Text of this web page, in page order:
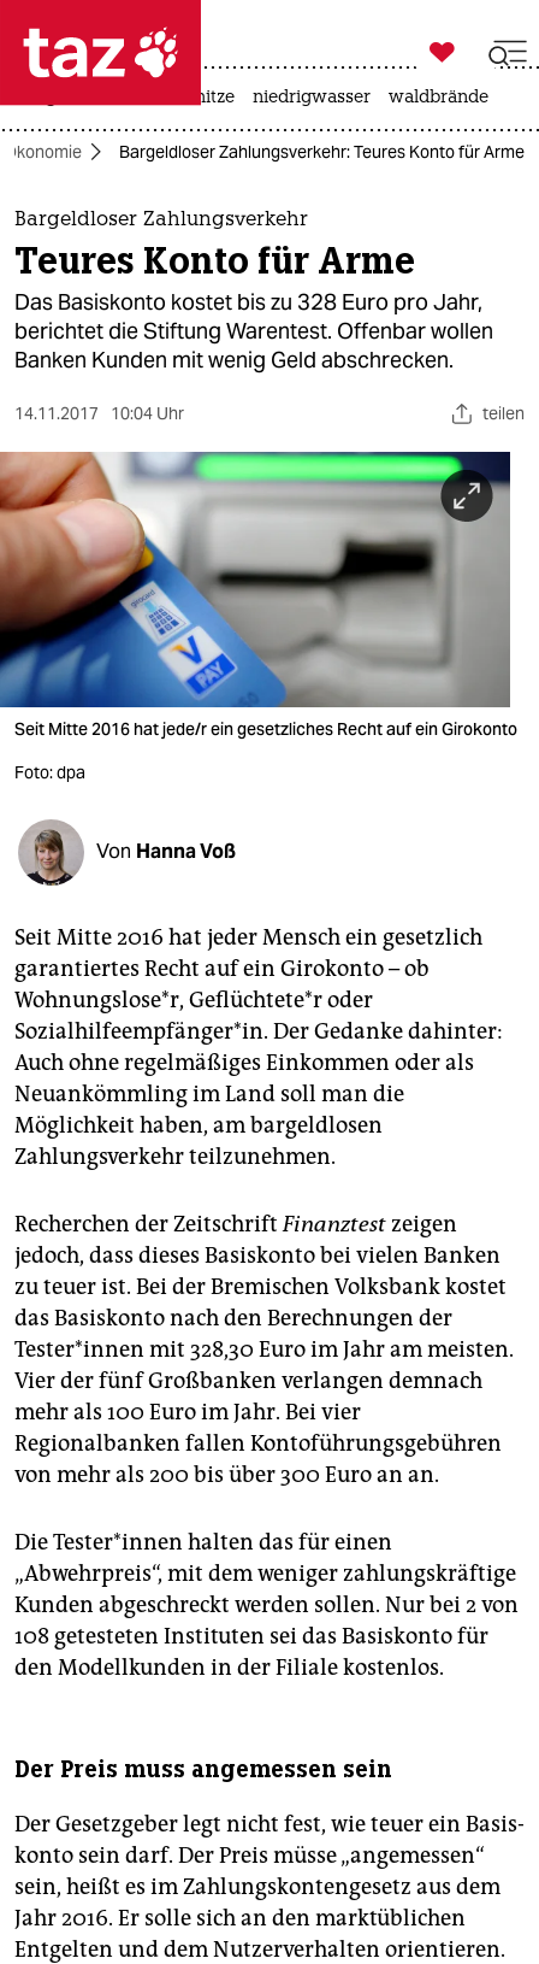
 taz zahl ich
taz zahl ich
themen
politik
öko
sport
berlin
nord
wahrheit
verlag
shop
fragen & hilfe
unterstützen
abo
genossenschaft
epaper login

taz zahl ich
hitze niedrigwasser waldbrände
Ökonomie Bargeldloser Zahlungsverkehr: Teures Konto für Arme
Bargeldloser Zahlungsverkehr
Teures Konto für Arme
Das Basiskonto kostet bis zu 328 Euro pro Jahr,
berichtet die Stiftung Warentest. Offenbar wollen
Banken Kunden mit wenig Geld abschrecken.
14.11.2017 10:04 Uhr teilen
Seit Mitte 2016 hat jede/r ein gesetzliches Recht auf ein Girokonto
Foto: dpa
Von Hanna Voß
Seit Mitte 2016 hat jeder Mensch ein gesetzlich
garantiertes Recht auf ein Girokonto – ob
Wohnungslose*r, Geflüchtete*r oder
Sozialhilfeempfänger*in. Der Gedanke dahinter:
Auch ohne regelmäßiges Einkommen oder als
Neuankömmling im Land soll man die
Möglichkeit haben, am bargeldlosen
Zahlungsverkehr teilzunehmen.
Recherchen der ZeitschriftFinanztestzeigen
jedoch, dass dieses Basiskonto bei vielen Banken
zu teuer ist. Bei der Bremischen Volksbank kostet
das Basiskonto nach den Berechnungen der
Tester*innen mit 328,30 Euro im Jahr am meisten.
Vier der fünf Großbanken verlangen demnach
mehr als 100 Euro im Jahr. Bei vier
Regionalbanken fallen Kontoführungsgebühren
von mehr als 200 bis über 300 Euro an an.
Die Tester*innen halten das für einen
„Abwehrpreis“, mit dem weniger zahlungskräftige
Kunden abgeschreckt werden sollen. Nur bei 2 von
108 getesteten Instituten sei das Basiskonto für
den Modellkunden in der Filiale kostenlos.
Der Preis muss angemessen sein
Der Gesetz­geber legt nicht fest, wie teuer ein Basis­
konto sein darf. Der Preis müsse „angemessen“
sein, heißt es im Zahlungs­kontengesetz aus dem
Jahr 2016. Er solle sich an den markt­üblichen
Entgelten und dem Nutzer­verhalten orientieren.